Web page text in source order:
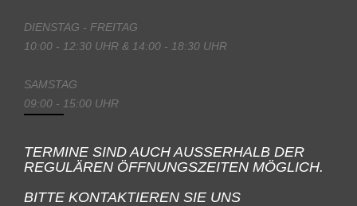
DIENSTAG - FREITAG
10:00 - 12:30 UHR & 14:00 - 18:30 UHR
SAMSTAG
09:00 - 15:00 UHR
TERMINE SIND AUCH AUSSERHALB DER
REGULÄREN ÖFFNUNGSZEITEN MÖGLICH.
BITTE KONTAKTIEREN SIE UNS